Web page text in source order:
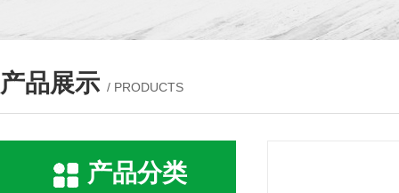
产品展示 / PRODUCTS
产品分类